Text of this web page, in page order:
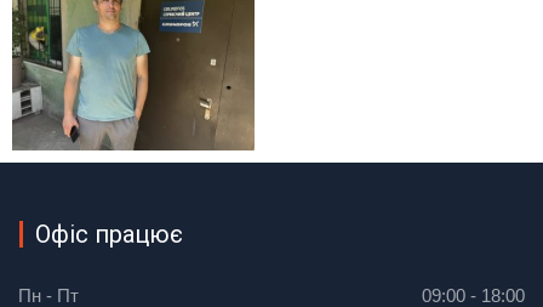
Офіс працює
Пн - Пт 09:00 - 18:00